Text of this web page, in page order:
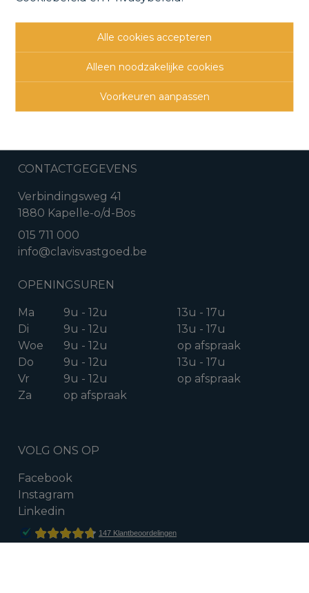
Alle cookies accepteren
Alleen noodzakelijke cookies
Voorkeuren aanpassen
CONTACTGEGEVENS
Verbindingsweg 41
1880 Kapelle-o/d-Bos
015 711 000
info@clavisvastgoed.be
OPENINGSUREN
Ma 9u - 12u
13u - 17u
Di
9u - 12u
13u - 17u
Woe
9u - 12u
op afspraak
Do
9u - 12u
13u - 17u
Vr
9u - 12u
op afspraak
Za
op afspraak
VOLG ONS OP
Facebook
Instagram
Linkedin